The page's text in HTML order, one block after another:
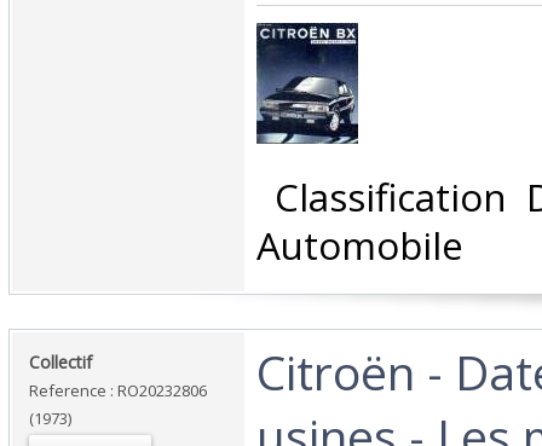
Classification
Automobile‎
‎Collectif‎
Reference : RO20232806
(1973)
‎Citroën -